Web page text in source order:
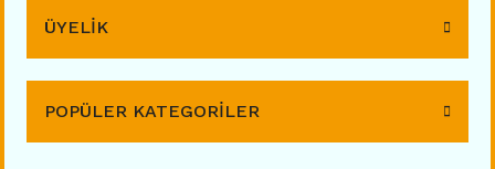
ÜYELİK
POPÜLER KATEGORİLER